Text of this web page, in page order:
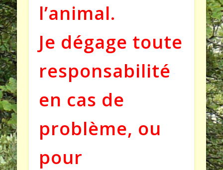
l’animal.
Je dégage toute
responsabilité
en cas de
problème, ou
pour